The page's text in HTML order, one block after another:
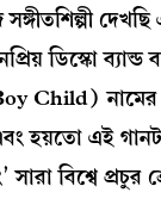
ডিস্কো
Child)
হয়তো এই
সারা বিশ্বে